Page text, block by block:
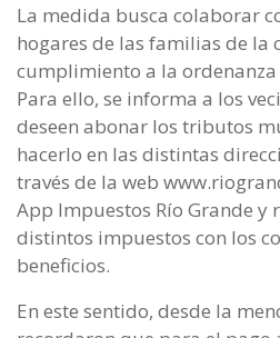
La medida busca colaborar
hogares de las familias de la
cumplimiento a la ordenanza
Para ello, se informa a los
deseen abonar los tributos
hacerlo en las distintas
través de la web
App Impuestos Río Grande y
distintos impuestos con los
beneficios.
En este sentido, desde la